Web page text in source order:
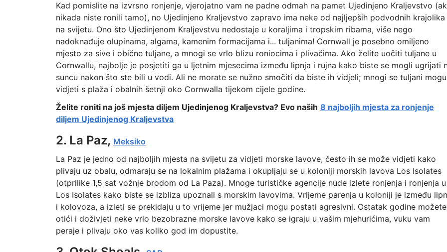
Kad pomislite na izvrsno ronjenje, vjerojatno vam ne padne odmah na pamet Ujedinjeno Kraljevstvo
nikada niste ronili tamo), no Ujedinjeno Kraljevstvo zapravo ima neke od najljepših podvodnih krajolika
na svijetu. Ono što Ujedinjenom Kraljevstvu nedostaje u koraljima i tropskim ribama, više nego
nadoknađuje olupinama, algama, kamenim formacijama i... tuljanima! Cornwall je posebno omiljeno
mjesto za sive i obične tuljane, a mnogi se vrlo blizu roniocima i plivačima. Ako želite uočiti tuljane u
Cornwallu, najbolje je posjetiti ga u ljetnim mjesecima između lipnja i rujna kako biste se mogli ugrijati
suncu nakon što ste bili u vodi. Ali ne morate se nužno smočiti da biste ih vidjeli; mnogi se tuljani mogu
vidjeti s plaža i obalnih šetnji oko Cornwalla tijekom cijele godine.
Želite roniti na još mjesta diljem Ujedinjenog Kraljevstva? Evo naših 8 najboljih mjesta za ronjenje
diljem Ujedinjenog Kraljevstva
2. La Paz, Meksiko
La Paz je jedno od najboljih mjesta na svijetu za vidjeti morske lavove, često ih se može vidjeti kako
plivaju uz obalu, odmaraju se na lokalnim plažama i okupljaju se u koloniji morskih lavova Los Isolates
(otprilike 1,5 sat vožnje brodom od La Paza). Mnoge turističke agencije nude izlete ronjenja i ronjenja u
Los Isolates kako biste se izbliza upoznali s morskim lavovima. Vrijeme parenja u koloniji je između
i kolovoza, a izleti se prekidaju u to vrijeme jer mužjaci mogu postati agresivni. Ostatak godine možete
otići i doživjeti neke vrlo bezobrazne morske lavove kako se igraju u vašim mjehurićima, vuku vam
peraje i plivaju oko vas koliko god im dopustite.